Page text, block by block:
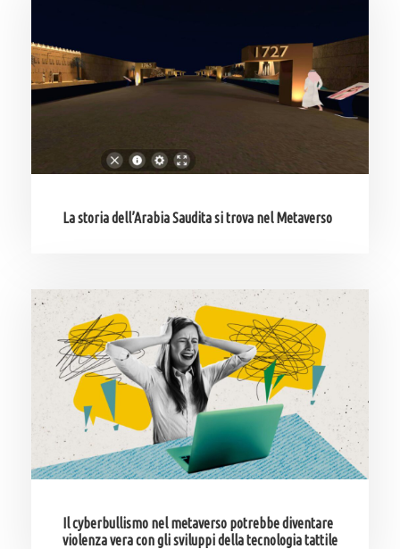
La storia dell’Arabia Saudita si trova nel Metaverso
Il cyberbullismo nel metaverso potrebbe diventare
violenza vera con gli sviluppi della tecnologia tattile